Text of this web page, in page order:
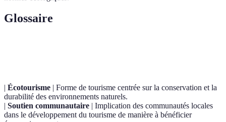
Glossaire
| Écotourisme | Forme de tourisme centrée sur la conservation et la
durabilité des environnements naturels.
| Soutien communautaire | Implication des communautés locales
dans le développement du tourisme de manière à bénéficier